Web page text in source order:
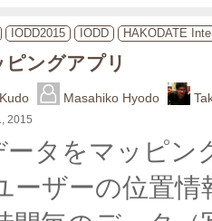
IODD2015 IODD HAKODATE
ピングアプリ
Masahiko Hyodo
2015
ータをマッピン